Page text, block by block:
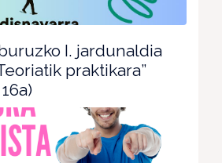
I. jardunaldia
praktikara”